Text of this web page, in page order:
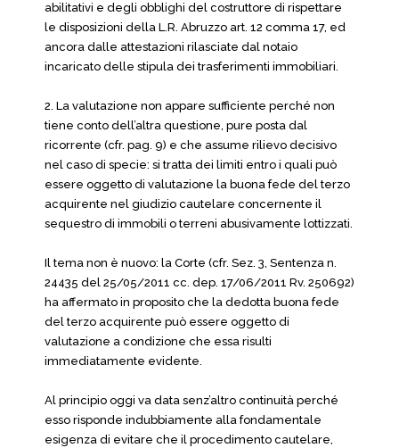
abilitativi e degli obblighi del costruttore di rispettare
le disposizioni della L.R. Abruzzo art. 12 comma 17, ed
ancora dalle attestazioni rilasciate dal notaio
incaricato delle stipula dei trasferimenti immobiliari.
2. La valutazione non appare sufficiente perché non
tiene conto dell’altra questione, pure posta dal
ricorrente (cfr. pag. 9) e che assume rilievo decisivo
nel caso di specie: si tratta dei limiti entro i quali può
essere oggetto di valutazione la buona fede del terzo
acquirente nel giudizio cautelare concernente il
sequestro di immobili o terreni abusivamente lottizzati.
Il tema non è nuovo: la Corte (cfr. Sez. 3, Sentenza n.
24435 del 25/05/2011 cc. dep. 17/06/2011 Rv. 250692)
ha affermato in proposito che la dedotta buona fede
del terzo acquirente può essere oggetto di
valutazione a condizione che essa risulti
immediatamente evidente.
Al principio oggi va data senz’altro continuità perché
esso risponde indubbiamente alla fondamentale
esigenza di evitare che il procedimento cautelare,